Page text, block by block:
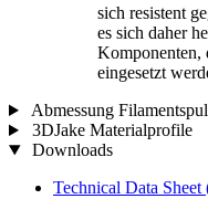
sich resistent
es sich daher
Komponenten,
eingesetzt
Abmessung
3DJake Materialprofile
Downloads
Technical Data Sheet